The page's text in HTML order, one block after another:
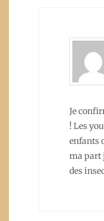
Je
! Les
enfants
ma part
des